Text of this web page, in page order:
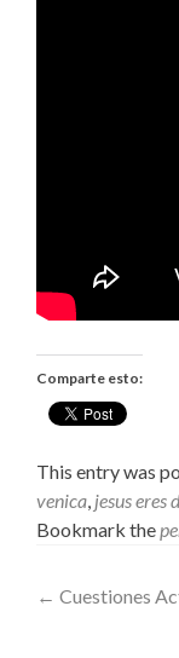
Comparte esto:
This entry was
venica, jesus eres
Bookmark the
Post
← Cuestiones